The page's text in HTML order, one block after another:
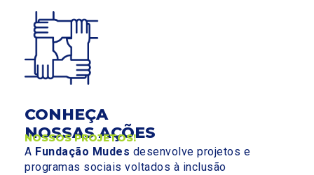
CONHEÇA
NOSSAS AÇÕES
NOSSOS PROJETOS!
A Fundação Mudes desenvolve projetos e
programas sociais voltados à inclusão